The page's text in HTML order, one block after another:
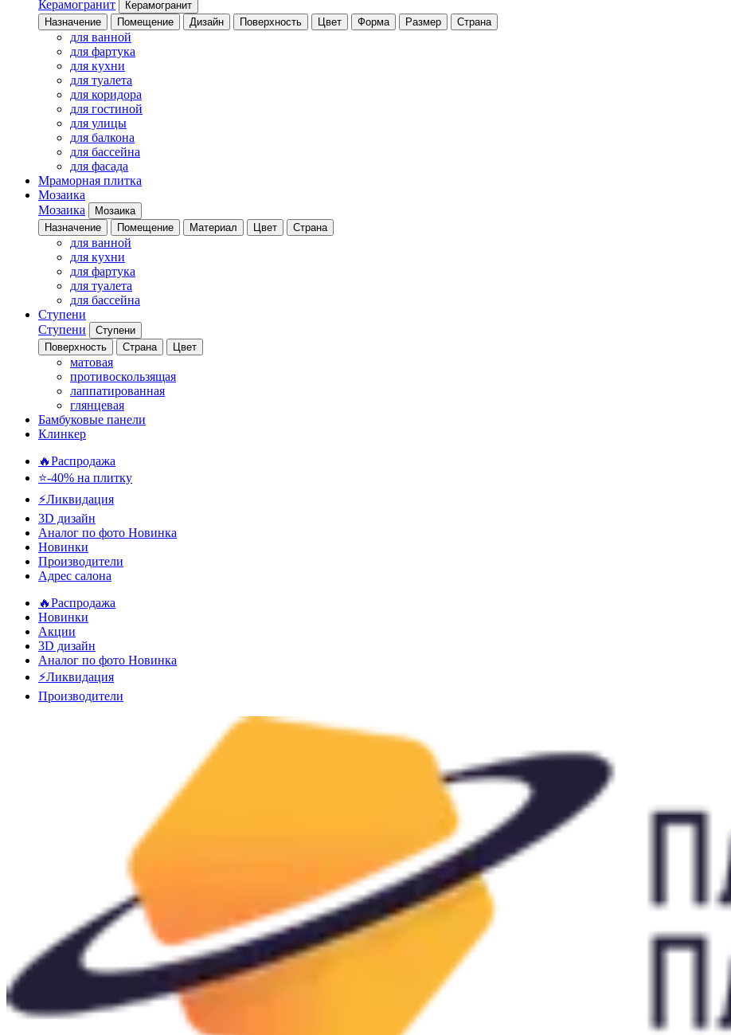
Керамогранит
Керамогранит
Назначение
Помещение Дизайн Поверхность Цвет Форма Размер Страна
для ванной
для фартука
для кухни
для туалета
для коридора
для гостиной
для улицы
для балкона
для бассейна
для фасада
Мраморная плитка
Мозаика
Мозаика
Мозаика
Назначение
Помещение Материал Цвет Страна
для ванной
для кухни
для фартука
для туалета
для бассейна
Ступени
Ступени
Ступени
Поверхность
Страна Цвет
матовая
противоскользящая
лаппатированная
глянцевая
Бамбуковые панели
Клинкер
🔥Распродажа
⭐-40% на плитку
⚡️Ликвидация
3D дизайн
Аналог по фото Новинка
Новинки
Производители
Адрес салона
🔥Распродажа
Новинки
Акции
3D дизайн
Аналог по фото Новинка
⚡Ликвидация
Производители